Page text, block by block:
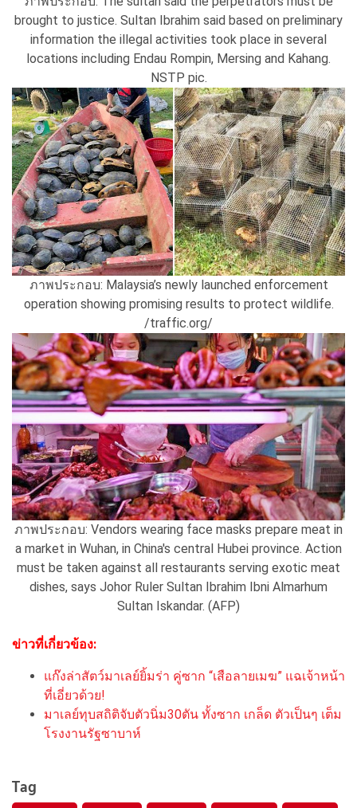
brought to justice. Sultan Ibrahim said based on preliminary
information the illegal activities took place in several
locations including Endau Rompin, Mersing and Kahang.
NSTP pic.
ภาพประกอบ: Malaysia’s newly launched enforcement
operation showing promising results to protect wildlife.
/traffic.org/
ภาพประกอบ: Vendors wearing face masks prepare meat in
a market in Wuhan, in China's central Hubei province. Action
must be taken against all restaurants serving exotic meat
dishes, says Johor Ruler Sultan Ibrahim Ibni Almarhum
Sultan Iskandar. (AFP)
ข่าวที่เกี่ยวข้อง:
แก๊งล่าสัตว์มาเลย์ยิ้มร่า คู่ซาก “เสือลายเมฆ” แฉเจ้าหน้า
ที่เอี่ยวด้วย!
มาเลย์ทุบสถิติจับตัวนิ่ม30ตัน ทั้งซาก เกล็ด ตัวเป็นๆ เต็ม
โรงงานรัฐซาบาห์
Tag